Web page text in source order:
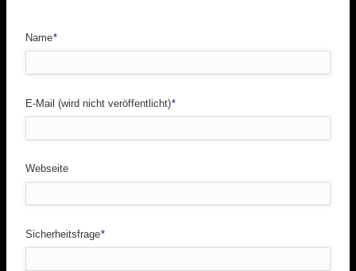
Pflichtfeld
Name*
Pflichtfeld
E-Mail (wird nicht veröffentlicht)*
Webseite
Pflichtfeld
Sicherheitsfrage*